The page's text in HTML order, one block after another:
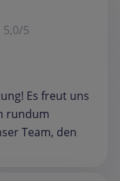
5,0/5
Es freut uns
rundum
Team, den